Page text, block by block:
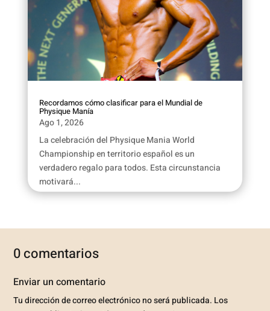
Recordamos cómo clasificar para el Mundial de
Physique Manía
Ago 1, 2026
La celebración del Physique Mania World
Championship en territorio español es un
verdadero regalo para todos. Esta circunstancia
motivará...
0 comentarios
Enviar un comentario
Tu dirección de correo electrónico no será publicada. Los